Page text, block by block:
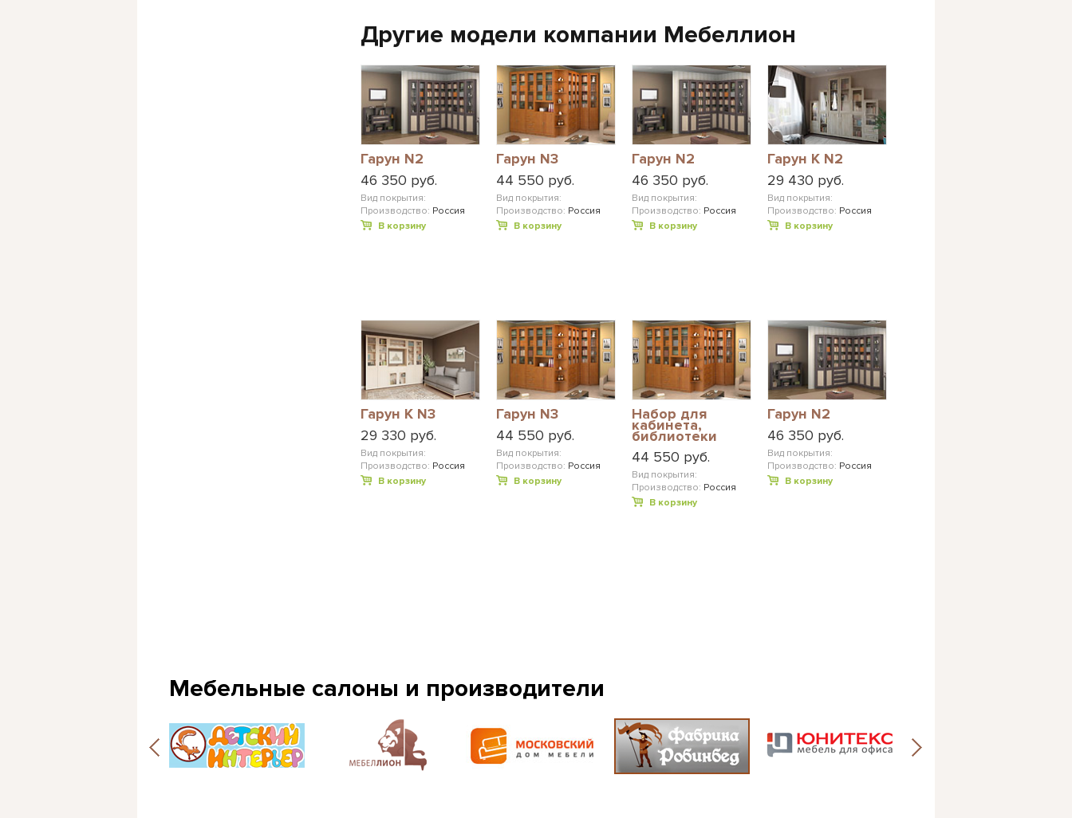
Другие модели компании Мебеллион
Гарун N2
46 350 руб.
Вид покрытия:
Производство: Россия
В корзину
Гарун N3
44 550 руб.
Вид покрытия:
Производство: Россия
В корзину
Гарун N2
46 350 руб.
Вид покрытия:
Производство: Россия
В корзину
Гарун К N2
29 430 руб.
Вид покрытия:
Производство: Россия
В корзину
Гарун К N3
29 330 руб.
Вид покрытия:
Производство: Россия
В корзину
Гарун N3
44 550 руб.
Вид покрытия:
Производство: Россия
В корзину
Набор для
кабинета,
библиотеки
Гарун N3
44 550 руб.
Вид покрытия:
Производство: Россия
В корзину
Гарун N2
46 350 руб.
Вид покрытия:
Производство: Россия
В корзину
Мебельные салоны и производители